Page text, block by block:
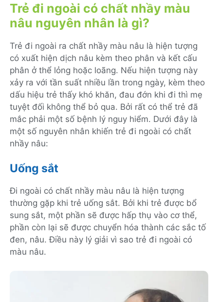
Trẻ đi ngoài có chất nhầy màu
nâu nguyên nhân là gì?
Trẻ đi ngoài ra chất nhầy màu nâu là hiện tượng
có xuất hiện dịch nâu kèm theo phân và kết cấu
phân ở thể lỏng hoặc loãng. Nếu hiện tượng này
xảy ra với tần suất nhiều lần trong ngày, kèm theo
dấu hiệu trẻ thấy khó khăn, đau đớn khi đi thì mẹ
tuyệt đối không thể bỏ qua. Bởi rất có thể trẻ đã
mắc phải một số bệnh lý nguy hiểm. Dưới đây là
một số nguyên nhân khiến trẻ đi ngoài có chất
nhầy nâu:
Uống sắt
Đi ngoài có chất nhầy màu nâu là hiện tượng
thường gặp khi trẻ uống sắt. Bởi khi trẻ được bổ
sung sắt, một phần sẽ được hấp thụ vào cơ thể,
phần còn lại sẽ được chuyển hóa thành các sắc tố
đen, nâu. Điều này lý giải vì sao trẻ đi ngoài có
màu nâu.